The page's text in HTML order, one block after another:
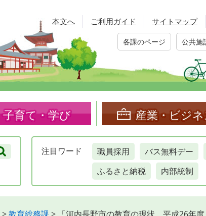
本文へ ご利用ガイド サイトマップ
各課のページ 公共施
子育て・学び 産業・ビジ
注目 ワード 職員採用 バス無料デー
ふるさと納税
内部統制